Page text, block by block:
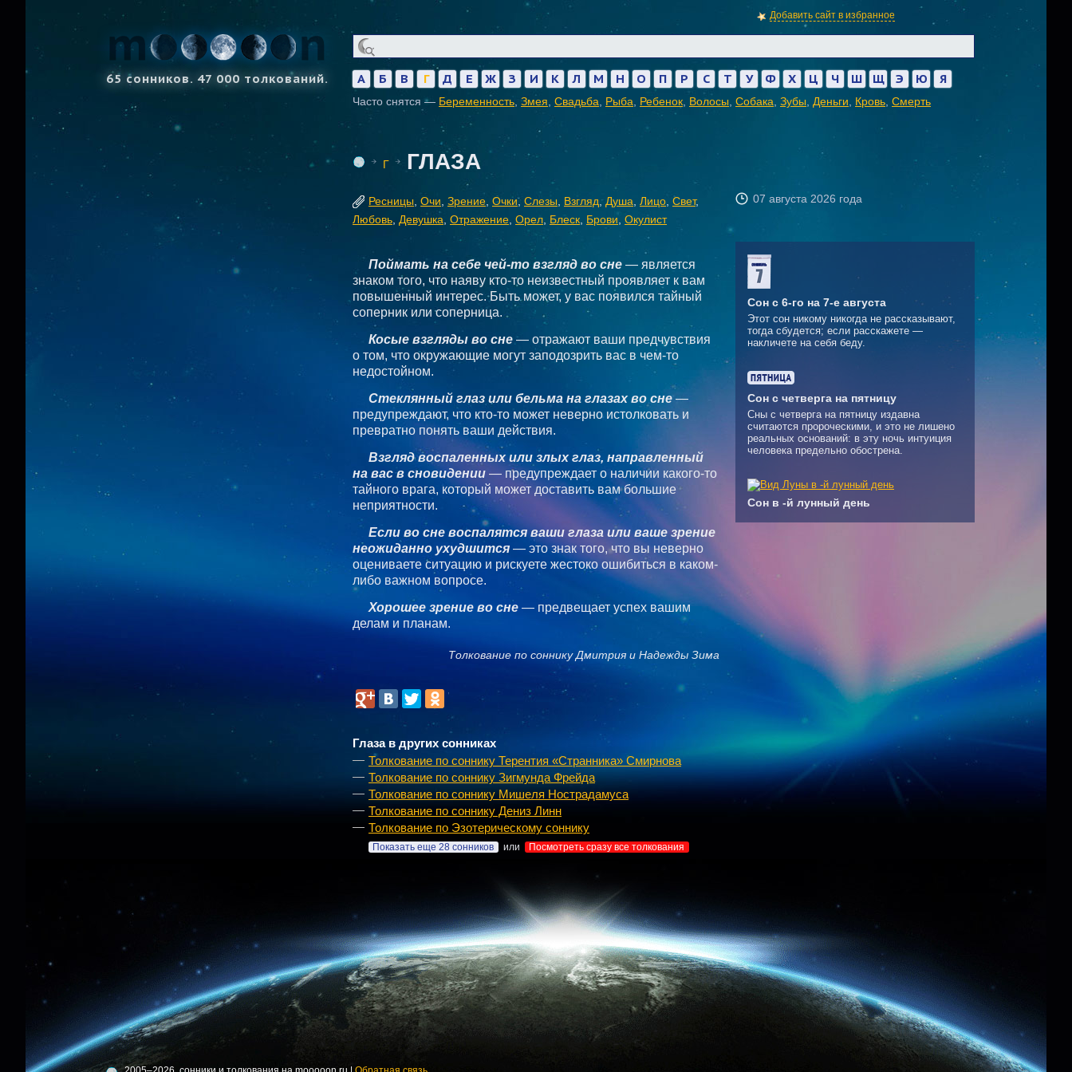
Добавить сайт в избранное
65 сонников. 47 000 толкований. А Б В Г Д Е Ж З И К Л М Н О П Р С Т У Ф Х Ц Ч Ш Щ Э Ю Я
Часто снятся — Беременность Змея Свадьба Рыба Ребенок Волосы Собака Зубы Деньги Кровь Смерть
Г ГЛАЗА
Ресницы Очи Зрение Очки, Слезы Взгляд , Душа Лицо Свет,
Любовь Девушка Отражение Орел Блеск Брови Окулист
07 августа 2026 года
Поймать на себе чей-то взгляд во сне — является
знаком того, что наяву кто-то неизвестный проявляет к вам
повышенный интерес. Быть может, у вас появился тайный
соперник или соперница.
Косые взгляды во сне — отражают ваши предчувствия
о том, что окружающие могут заподозрить вас в чем-то
недостойном.
Стеклянный глаз или бельма на глазах во сне —
предупреждают, что кто-то может неверно истолковать и
превратно понять ваши действия.
Взгляд воспаленных или злых глаз, направленный
на вас в сновидении — предупреждает о наличии какого-то
тайного врага, который может доставить вам большие
неприятности.
Если во сне воспалятся ваши глаза или ваше зрение
неожиданно ухудшится — это знак того, что вы неверно
оцениваете ситуацию и рискуете жестоко ошибиться в каком-
либо важном вопросе.
Хорошее зрение во сне — предвещает успех вашим
делам и планам.
Толкование по соннику Дмитрия и Надежды Зима
Глаза в других сонниках
Толкование по соннику Терентия «Странника» Смирнова
Толкование по соннику Зигмунда Фрейда
Толкование по соннику Мишеля Нострадамуса
Толкование по соннику Дениз Линн
Толкование по Эзотерическому соннику
Показать еще 28 сонников или Посмотреть сразу все толкования
Сон с 6-го на 7-е августа
Этот сон никому никогда не рассказывают,
тогда сбудется; если расскажете —
накличете на себя беду.
Сон с четверга на пятницу
Сны с четверга на пятницу издавна
считаются пророческими, и это не лишено
реальных оснований: в эту ночь интуиция
человека предельно обострена.
Сон в -й лунный день